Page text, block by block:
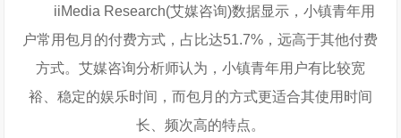
iiMedia Research(艾媒咨询)数据显示，小镇青年用
户常用包月的付费方式，占比达51.7%，远高于其他付费
方式。艾媒咨询分析师认为，小镇青年用户有比较宽
裕、稳定的娱乐时间，而包月的方式更适合其使用时间
长、频次高的特点。